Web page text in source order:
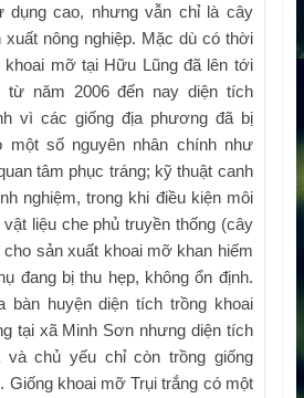
dụng cao, nhưng vẫn chỉ là cây
xuất nông nghiệp. Mặc dù có thời
khoai mỡ tại Hữu Lũng đã lên tới
từ năm 2006 đến nay diện tích
vì các giống địa phương đã bị
một số nguyên nhân chính như
tâm phục tráng; kỹ thuật canh
nghiệm, trong khi điều kiện môi
liệu che phủ truyền thống (cây
cho sản xuất khoai mỡ khan hiếm
đang bị thu hẹp, không ổn định.
bàn huyện diện tích trồng khoai
tại xã Minh Sơn nhưng diện tích
và chủ yếu chỉ còn trồng giống
Giống khoai mỡ Trụi trắng có một